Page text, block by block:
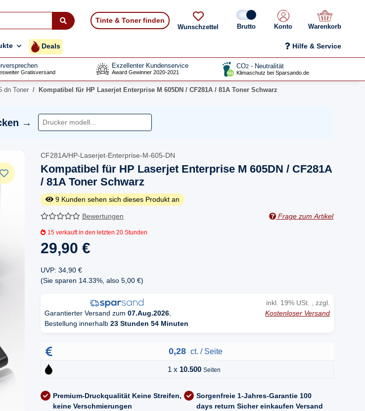
Tinte & Toner finden
Wunschzettel Konto Warenkorb
Deals Hilfe & Service
Gratisversand
Exzellenter Kundenservice
Award Gewinner 2020-2021
CO2 - Neutralität
Klimaschutz bei Sparsando.de
dn Toner Kompatibel für HP Laserjet Enterprise M 605DN / CF281A / 81A Toner Schwarz
→
CF281A/HP-Laserjet-Enterprise-M-605-DN
Kompatibel für HP Laserjet Enterprise M 605DN / CF281A
/ 81A Toner Schwarz
9 Kunden sehen sich dieses Produkt an
Bewertungen Frage zum Artikel
15 verkauft in den letzten 20 Stunden
29,90 €
UVP: 34,90 €
(Sie sparen 14.33% , also 5,00 €)
Garantierter Versand zum 07.Aug.2026,
Bestellung innerhalb 23 Stunden 54 Minuten
inkl. 19% USt. , zzgl.
Kostenloser Versand
0,28 ct. / Seite
1 x 10.500 Seiten
Premium-Druckqualität Keine Streifen,
keine Verschmierungen
Sorgenfreie 1-Jahres-Garantie 100
days return Sicher einkaufen Versand